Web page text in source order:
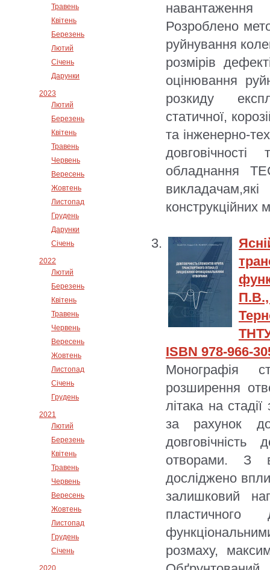
Травень
Квітень
Березень
Лютий
Січень
Дарунки
2023
Лютий
Березень
Квітень
Травень
Червень
Вересень
Жовтень
Листопад
Грудень
Дарунки
Січень
2022
Лютий
Березень
Квітень
Травень
Червень
Вересень
Жовтень
Листопад
Січень
Грудень
2021
Лютий
Березень
Квітень
Травень
Червень
Вересень
Жовтень
Листопад
Грудень
Січень
2020
Розроблено
руйнування
розмірів
оцінювання
розкиду
статичної,
та інженерно-
обладнання
викладачам,які
конструкційних
ISBN 978-966-
Монографія
розширення
літака на
за рахунок
отворами. З
досліджено
залишковий
розмаху,